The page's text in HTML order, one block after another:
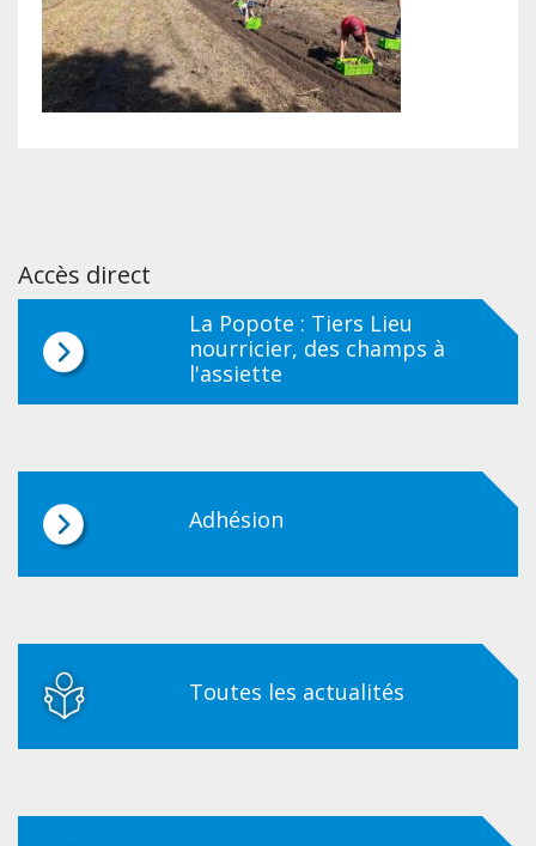
Accès direct
La Popote : Tiers Lieu
nourricier, des champs à
l'assiette
Adhésion
Toutes les actualités